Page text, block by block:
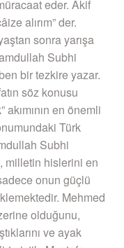
eder. Âkif
alırım” der.
sonra yarışa
Subhi
bir tezkire yazar.
söz konusu
akımının en önemli
Türk
Subhi
milletin hislerini en
onun güçlü
Mehmed
olduğunu,
ve ayak